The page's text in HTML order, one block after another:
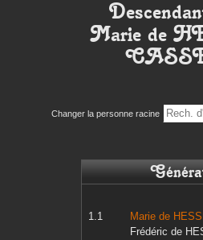
Marie de
Changer la personne racine
Mariede
Frédéric de